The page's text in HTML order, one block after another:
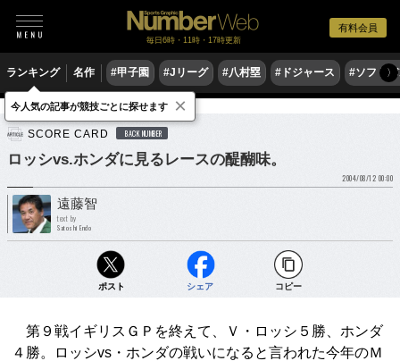
有料会員
毎日6時・11時・17時更新
ランキング 名作 #甲子園 #Jリーグ #八村塁 #ドジャース #ソフト〉
モータースポーツ MotoGP
SCORE CARD BACK NUMBER
ロッシvs.ホンダに見るレースの醍醐味。
2004/08/12 00:00
遠藤智
text by
Satoshi Endo
ポスト シェア コピー
第９戦イギリスＧＰを終えて、Ｖ・ロッシ５勝、ホンダ
４勝。ロッシvs・ホンダの戦いになると言われた今年のＭ
今人気の記事が競技ごとに探せます ×